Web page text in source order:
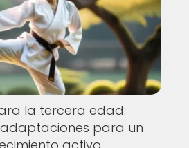
la tercera edad:
adaptaciones para un